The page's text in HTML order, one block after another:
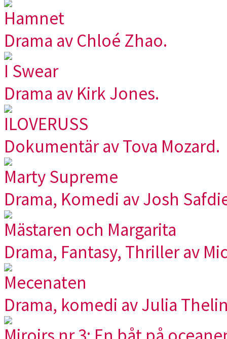
Hamnet
Drama av Chloé Zhao.
I Swear
Drama av Kirk Jones.
ILOVERUSS
Dokumentär av Tova Mozard.
Marty Supreme
Drama, Komedi av Josh
Mästaren och Margarita
Drama, Fantasy, Thriller av
Mecenaten
Drama, komedi av Julia